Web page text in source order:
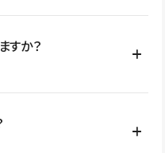
URLを整理したうえで、
す。 WordPressの場合は、
行されるわけではないた
設計、URL・リダイレク
すか？
複数部門での運用、権限管
との連携など、個別の要件が